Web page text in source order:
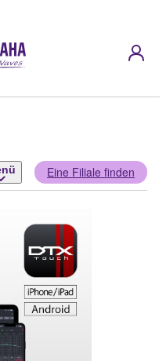
Eine Filiale finden